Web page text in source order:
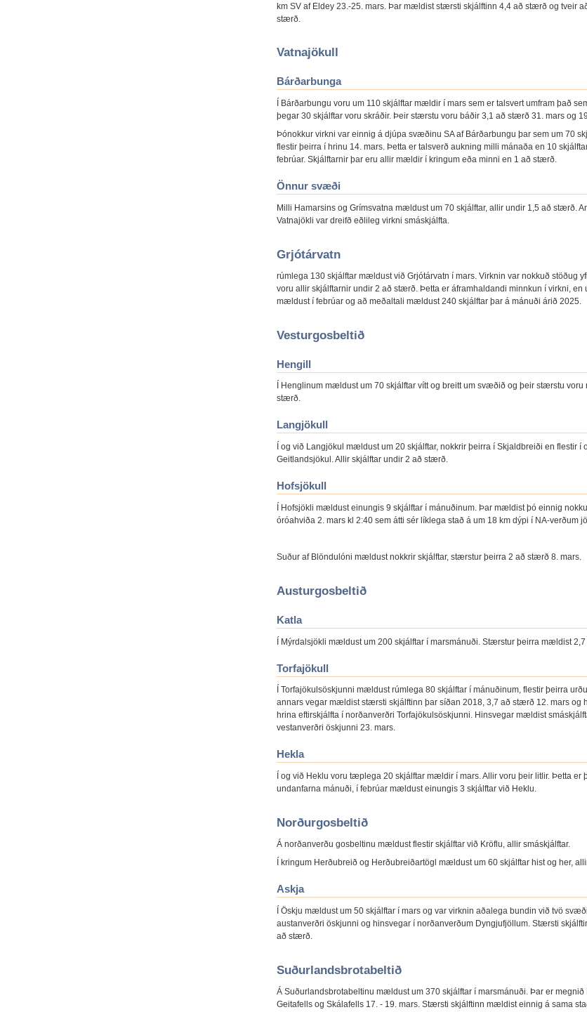
km SV af Eldey 23.-25. mars. Þar mældist stærsti skjálftinn 4,4 að stærð og tveir
stærð.
Vatnajökull
Bárðarbunga
Í Bárðarbungu voru um 110 skjálftar mældir í mars sem er talsvert umfram það
þegar 30 skjálftar voru skráðir. Þeir stærstu voru báðir 3,1 að stærð 31. mars og
Þónokkur virkni var einnig á djúpa svæðinu SA af Bárðarbungu þar sem um 70
flestir þeirra í hrinu 14. mars. Þetta er talsverð aukning milli mánaða en 10
febrúar. Skjálftarnir þar eru allir mældir í kringum eða minni en 1 að stærð.
Önnur svæði
Milli Hamarsins og Grímsvatna mældust um 70 skjálftar, allir undir 1,5 að stærð.
Vatnajökli var dreifð eðlileg virkni smáskjálfta.
Grjótárvatn
rúmlega 130 skjálftar mældust við Grjótárvatn í mars. Virknin var nokkuð stöðug
voru allir skjálftarnir undir 2 að stærð. Þetta er áframhaldandi minnkun í virkni, en
mældust í febrúar og að meðaltali mældust 240 skjálftar þar á mánuði árið 2025.
Vesturgosbeltið
Hengill
Í Henglinum mældust um 70 skjálftar vítt og breitt um svæðið og þeir stærstu voru
stærð.
Langjökull
Í og við Langjökul mældust um 20 skjálftar, nokkrir þeirra í Skjaldbreiði en flestir í
Geitlandsjökul. Allir skjálftar undir 2 að stærð.
Hofsjökull
Í Hofsjökli mældust einungis 9 skjálftar í mánuðinum. Þar mældist þó einnig
óróahviða 2. mars kl 2:40 sem átti sér líklega stað á um 18 km dýpi í NA-verðum
Suður af Blöndulóni mældust nokkrir skjálftar, stærstur þeirra 2 að stærð 8. mars.
Austurgosbeltið
Katla
Í Mýrdalsjökli mældust um 200 skjálftar í marsmánuði. Stærstur þeirra mældist 2,7
Torfajökull
Í Torfajökulsöskjunni mældust rúmlega 80 skjálftar í mánuðinum, flestir þeirra
annars vegar mældist stærsti skjálftinn þar síðan 2018, 3,7 að stærð 12. mars og
hrina eftirskjálfta í norðanverðri Torfajökulsöskjunni. Hinsvegar mældist
vestanverðri öskjunni 23. mars.
Hekla
Í og við Heklu voru tæplega 20 skjálftar mældir í mars. Allir voru þeir litlir. Þetta er
undanfarna mánuði, í febrúar mældust einungis 3 skjálftar við Heklu.
Norðurgosbeltið
Á norðanverðu gosbeltinu mældust flestir skjálftar við Kröflu, allir smáskjálftar.
Í kringum Herðubreið og Herðubreiðartögl mældust um 60 skjálftar hist og her,
Askja
Í Öskju mældust um 50 skjálftar í mars og var virknin aðalega bundin við tvö
austanverðri öskjunni og hinsvegar í norðanverðum Dyngjufjöllum. Stærsti
að stærð.
Suðurlandsbrotabeltið
Á Suðurlandsbrotabeltinu mældust um 370 skjálftar í marsmánuði. Þar er megnið
Geitafells og Skálafells 17. - 19. mars. Stærsti skjálftinn mældist einnig á sama